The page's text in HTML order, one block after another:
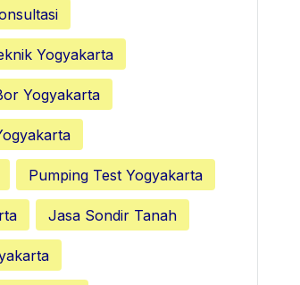
Yogyakarta
Yogyakarta
Pumping Test Yogyakarta
Jasa Sondir Tanah